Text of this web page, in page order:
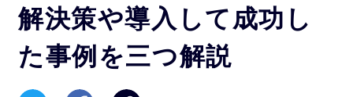
解決策や導入して成功し
た事例を三つ解説